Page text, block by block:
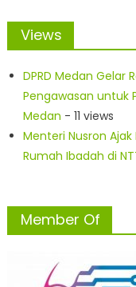
Views
DPRD Medan Gelar
Pengawasan untuk
Medan - 11 views
Menteri Nusron
Rumah Ibadah di
Member Of